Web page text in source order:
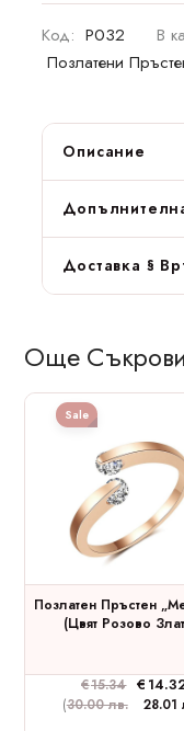
Код: P032 В
Позлатени
Описание
Доставка §
Още
Sale
Позлатен Пръстен
(цвят Розово
€15.34 €
(30.00 лв. 28.01